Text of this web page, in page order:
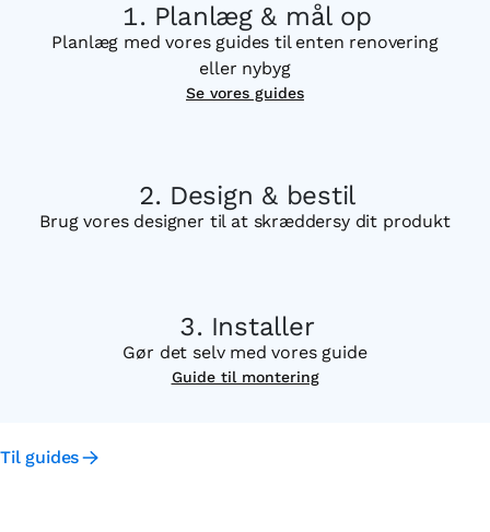
Planlæg & mål op
Planlæg med vores guides til enten renovering
eller nybyg
Se vores guides
Design & bestil
Brug vores designer til at skræddersy dit produkt
Installer
Gør det selv med vores guide
Guide til montering
Til guides